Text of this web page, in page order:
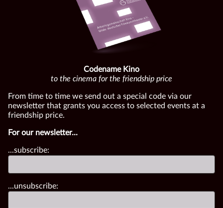
Codename Kino
to the cinema for the friendship price
From time to time we send out a special code via our
newsletter that grants you access to selected events at a
friendship price.
For our newsletter...
...subscribe:
...unsubscribe: